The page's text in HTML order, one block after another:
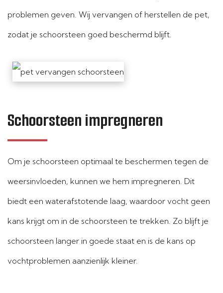
problemen geven. Wij vervangen of herstellen de pet,
zodat je schoorsteen goed beschermd blijft.
Schoorsteen impregneren
Om je schoorsteen optimaal te beschermen tegen de
weersinvloeden, kunnen we hem impregneren. Dit
biedt een waterafstotende laag, waardoor vocht geen
kans krijgt om in de schoorsteen te trekken. Zo blijft je
schoorsteen langer in goede staat en is de kans op
vochtproblemen aanzienlijk kleiner.